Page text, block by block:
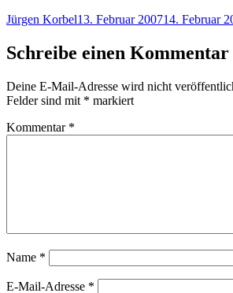
Autor
Jürgen KorbelVeröffentlicht
13. Februar 200714. Februar
Schreibe einen Kommentar
Deine E-Mail-Adresse wird nicht
Felder sind mit * markiert
Kommentar *
Name *
E-Mail-Adresse *